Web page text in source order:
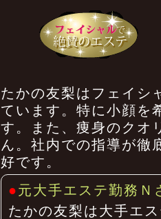
たかの友梨はフェイシ
ています。特に小顔を
す。また、痩身のクオ
ん。社内での指導が徹
好です。
●元大手エステ勤務Ｎ
たかの友梨は大手エ